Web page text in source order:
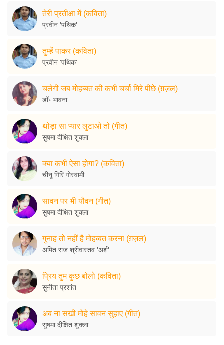
तेरी प्रतीक्षा में (कविता)
प्रवीन 'पथिक'
तुम्हें पाकर (कविता)
प्रवीन 'पथिक'
चलेगी जब मोहब्बत की कभी चर्चा मिरे पीछे (ग़ज़ल)
डॉ॰ भावना
थोड़ा सा प्यार लुटाओ तो (गीत)
सुषमा दीक्षित शुक्ला
क्या कभी ऐसा होगा? (कविता)
चीनू गिरि गोस्वामी
सावन पर भी यौवन (गीत)
सुषमा दीक्षित शुक्ला
गुनाह तो नहीं है मोहब्बत करना (ग़ज़ल)
अमित राज श्रीवास्तव 'अर्श'
प्रिय तुम कुछ बोलो (कविता)
सुनीता प्रशांत
अब ना सखी मोहे सावन सुहाए (गीत)
सुषमा दीक्षित शुक्ला